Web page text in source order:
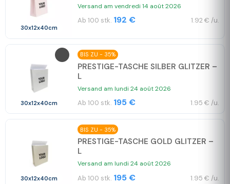
30x12x40cm
Versand am vendredi 14 août 2026
Ab 100 stk. 192 € 1.92 € /u.
30x12x40cm
BIS ZU - 35%
PRESTIGE-TASCHE SILBER GLITZER –
L
Versand am lundi 24 août 2026
Ab 100 stk. 195 € 1.95 € /u.
30x12x40cm
BIS ZU - 35%
PRESTIGE-TASCHE GOLD GLITZER –
L
Versand am lundi 24 août 2026
Ab 100 stk. 195 € 1.95 € /u.